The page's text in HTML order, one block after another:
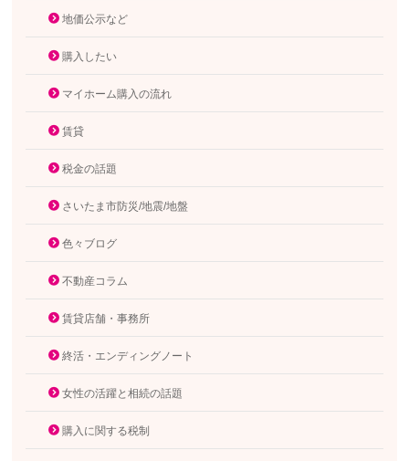
地価公示など
購入したい
マイホーム購入の流れ
賃貸
税金の話題
さいたま市防災/地震/地盤
色々ブログ
不動産コラム
賃貸店舗・事務所
終活・エンディングノート
女性の活躍と相続の話題
購入に関する税制